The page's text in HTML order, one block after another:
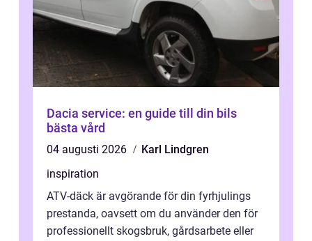
Dacia service: en guide till din bils
bästa vård
04 augusti 2026
Karl Lindgren
inspiration
ATV-däck är avgörande för din fyrhjulings
prestanda, oavsett om du använder den för
professionellt skogsbruk, gårdsarbete eller